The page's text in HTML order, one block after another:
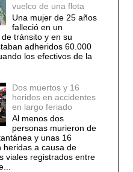
vuelco de una flota
Una mujer de 25 años
falleció en un
tránsito y en su
adheridos 60.000
los efectivos de la
Dos muertos y 16
heridos en accidentes
en largo feriado
Al menos dos
personas murieron de
y unas 16
heridas a causa de
viales registrados entre